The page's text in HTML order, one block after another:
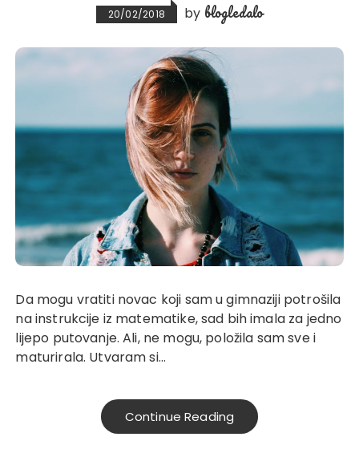
20/02/2018 by blogledalo
Da mogu vratiti novac koji sam u gimnaziji potrošila
na instrukcije iz matematike, sad bih imala za jedno
lijepo putovanje. Ali, ne mogu, položila sam sve i
maturirala. Utvaram si…
Continue Reading